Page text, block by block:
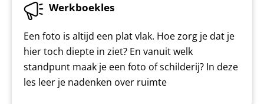
Werkboekles
Een foto is altijd een plat vlak. Hoe zorg je dat je
hier toch diepte in ziet? En vanuit welk
standpunt maak je een foto of schilderij? In deze
les leer je nadenken over ruimte